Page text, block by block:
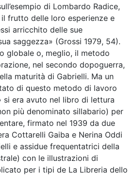
di Lombardo Radice,
frutto delle loro esperienze e
arricchito delle sue
saggezza» (Grossi 1979, 54).
globale o, meglio, il metodo
nel secondo dopoguerra,
maturità di Gabrielli. Ma un
di questo metodo di lavoro
si era avuto nel libro di lettura
più denominato sillabario) per
firmato nel 1939 da due
Cottarelli Gaiba e Nerina Oddi
e assidue frequentatrici della
con le illustrazioni di
per i tipi de La Libreria dello